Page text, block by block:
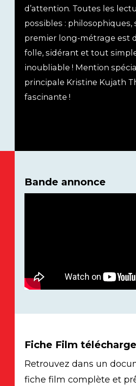
d’attention. Toutes les
possibles : philosophiques,
premier long-métrage est
folle, sidérant et tout
inoubliable ! Mention
principale Kristine Kujath
fascinante !
Bande annonce
Fiche Film
Retrouvez dans un
fiche film complète et